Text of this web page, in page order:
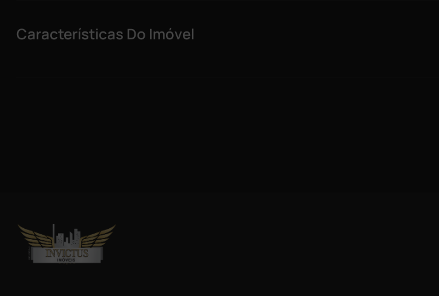
Características Do Imóvel